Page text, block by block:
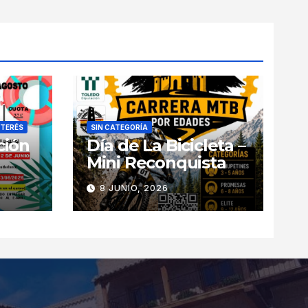
SIN CATEGORÍA
Día de La Bicicleta –
Mini Reconquista
8 JUNIO, 2026